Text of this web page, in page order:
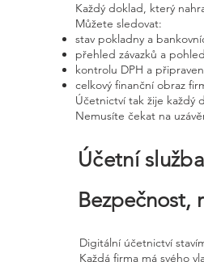
Každý doklad, který
Můžete sledovat:
stav pokladny a
přehled závazků a
kontrolu DPH a
celkový finanční obraz
Účetnictví tak žije každý
Nemusíte čekat na
Účetní
Bezpečnost,
Digitální účetnictví
Každá firma má svého